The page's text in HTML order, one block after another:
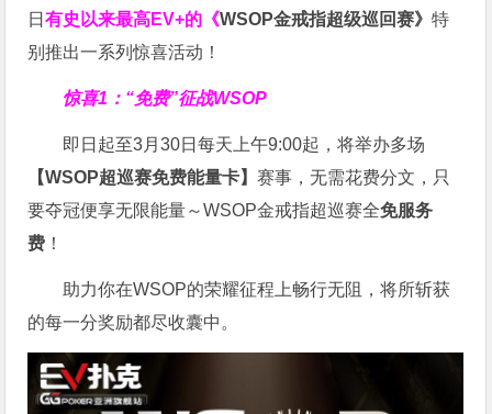
日有史以来最高EV+的《WSOP金戒指超级巡回赛》特
别推出一系列惊喜活动！
惊喜1：“免费”征战WSOP
即日起至3月30日每天上午9:00起，将举办多场
【WSOP超巡赛免费能量卡】赛事，无需花费分文，只
要夺冠便享无限能量～WSOP金戒指超巡赛全免服务
费 ！
助力你在WSOP的荣耀征程上畅行无阻，将所斩获
的每一分奖励都尽收囊中。